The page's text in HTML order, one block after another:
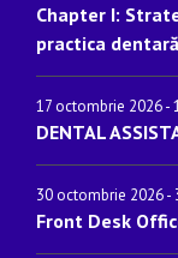
Chapter I:
practica
17 octombrie 2026-
DENTAL
30 octombrie 2026-
Front Desk